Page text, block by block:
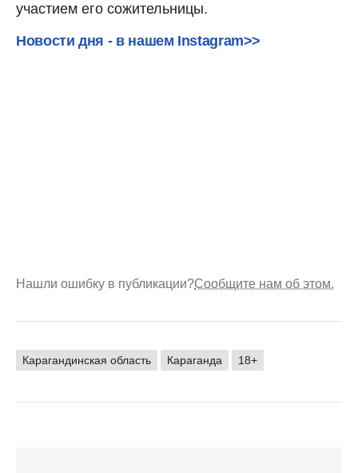
участием его сожительницы.
Новости дня - в нашем Instagram>>
Нашли ошибку в публикации?Сообщите нам об этом.
Карагандинская область Караганда 18+